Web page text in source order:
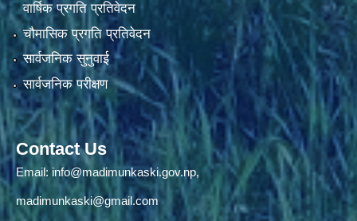
वार्षिक प्रगति प्रतिवेदन
चौमासिक प्रगति प्रतिवेदन
सार्वजनिक सुनुवाई
सार्वजनिक परीक्षण
Contact Us
Email: info@madimunkaski.gov.np,
madimunkaski@gmail.com